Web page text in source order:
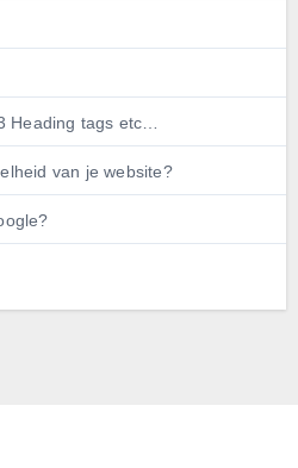
Heading tags etc…
van je website?